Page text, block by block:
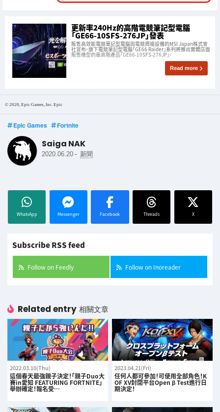
更新率240Hz的高階電競筆記型電腦
「GE66-10SFS-276JP」發表
販售高效能電競筆記型電腦與電競周邊設備的MSI Japan株式會
社宣布，旗下電競筆記型電腦「GE66 Raider」系列將推出實體店面
販售機型的最高階產品「GE66-10SFS-276JP」。
Read more
© 2020, Epic Games, Inc. Epic
Epic Games Fortnite
Saiga NAK
2020.06.20 - 新聞
WhatsApp Messenger Facebook Threads X
Subscribe RSS feed
Follow on Feedly Follow on Inoreader
Related entry 相關文章
2022.03.10(Thu)
這個春天最強親子決定！「親子Duo大
賽in愛知 FEATURING FORTNITE」
舉辦確定！報名受…
2023.04.21(Fri)
任何人都可參加！可使用全部角色！K
OF XV封閉平台Open β Test進行日
期決定！